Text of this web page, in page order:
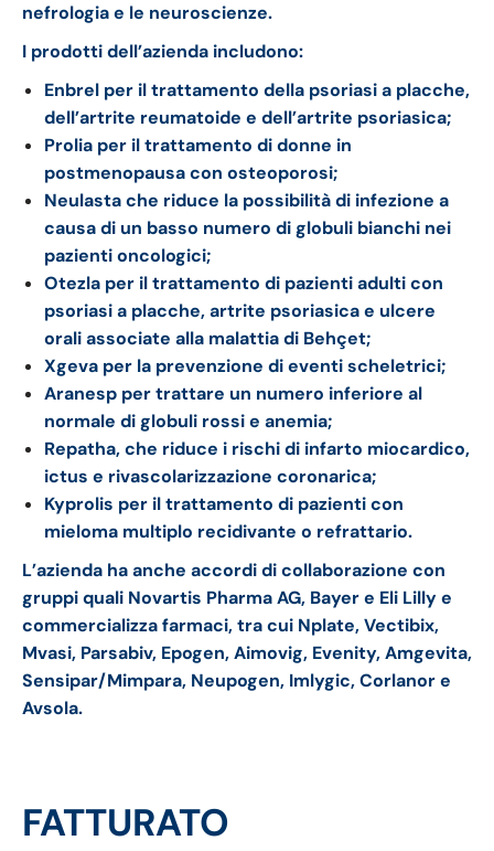
nefrologia e le neuroscienze.
I prodotti dell’azienda includono:
Enbrel per il trattamento della psoriasi a placche,
dell’artrite reumatoide e dell’artrite psoriasica;
Prolia per il trattamento di donne in
postmenopausa con osteoporosi;
Neulasta che riduce la possibilità di infezione a
causa di un basso numero di globuli bianchi nei
pazienti oncologici;
Otezla per il trattamento di pazienti adulti con
psoriasi a placche, artrite psoriasica e ulcere
orali associate alla malattia di Behçet;
Xgeva per la prevenzione di eventi scheletrici;
Aranesp per trattare un numero inferiore al
normale di globuli rossi e anemia;
Repatha, che riduce i rischi di infarto miocardico,
ictus e rivascolarizzazione coronarica;
Kyprolis per il trattamento di pazienti con
mieloma multiplo recidivante o refrattario.
L’azienda ha anche accordi di collaborazione con
gruppi quali Novartis Pharma AG, Bayer e Eli Lilly e
commercializza farmaci, tra cui Nplate, Vectibix,
Mvasi, Parsabiv, Epogen, Aimovig, Evenity, Amgevita,
Sensipar/Mimpara, Neupogen, Imlygic, Corlanor e
Avsola.
FATTURATO